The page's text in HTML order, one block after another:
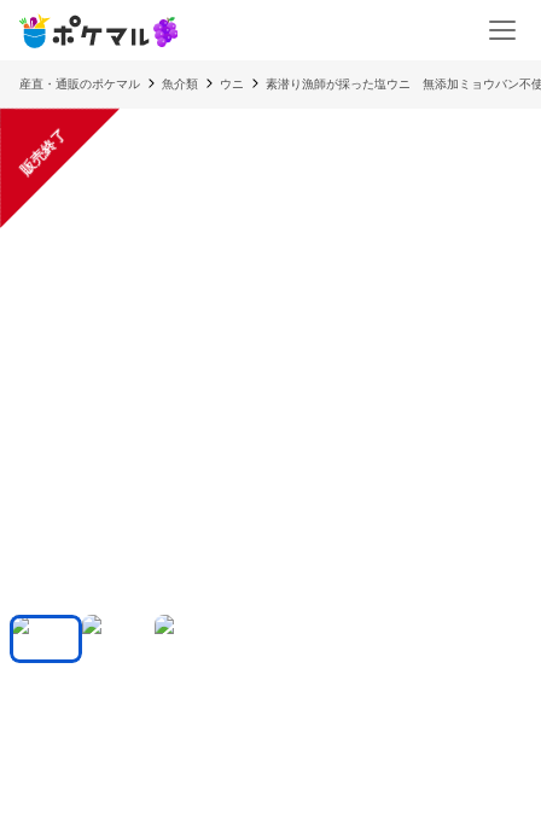
産直・通販のポケマル 魚介類 ウニ 素潜り漁師が採った塩ウニ 無添加ミョウバン
販売終了